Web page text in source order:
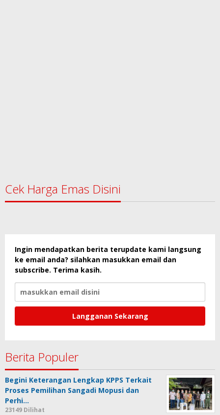
Cek Harga Emas Disini
Ingin mendapatkan berita terupdate kami langsung
ke email anda? silahkan masukkan email dan
subscribe. Terima kasih.
Berita Populer
Begini Keterangan Lengkap KPPS Terkait
Proses Pemilihan Sangadi Mopusi dan
Perhi…
23149 Dilihat